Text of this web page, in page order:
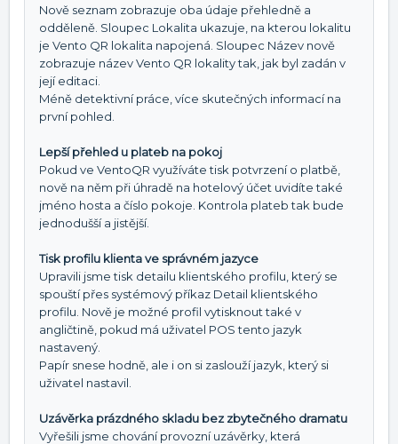
Nově seznam zobrazuje oba údaje přehledně a
odděleně. Sloupec Lokalita ukazuje, na kterou lokalitu
je Vento QR lokalita napojená. Sloupec Název nově
zobrazuje název Vento QR lokality tak, jak byl zadán v
její editaci.
Méně detektivní práce, více skutečných informací na
první pohled.
Lepší přehled u plateb na pokoj
Pokud ve VentoQR využíváte tisk potvrzení o platbě,
nově na něm při úhradě na hotelový účet uvidíte také
jméno hosta a číslo pokoje. Kontrola plateb tak bude
jednodušší a jistější.
Tisk profilu klienta ve správném jazyce
Upravili jsme tisk detailu klientského profilu, který se
spouští přes systémový příkaz Detail klientského
profilu. Nově je možné profil vytisknout také v
angličtině, pokud má uživatel POS tento jazyk
nastavený.
Papír snese hodně, ale i on si zaslouží jazyk, který si
uživatel nastavil.
Uzávěrka prázdného skladu bez zbytečného dramatu
Vyřešili jsme chování provozní uzávěrky, která